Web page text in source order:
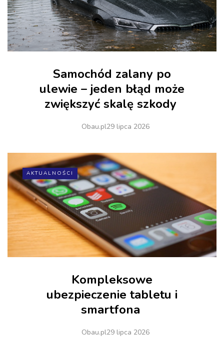
Samochód zalany po
ulewie – jeden błąd może
zwiększyć skalę szkody
Obau.pl29 lipca 2026
AKTUALNOŚCI
Kompleksowe
ubezpieczenie tabletu i
smartfona
Obau.pl29 lipca 2026